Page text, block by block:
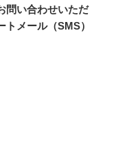
問い合わせいただ
メール（SMS）